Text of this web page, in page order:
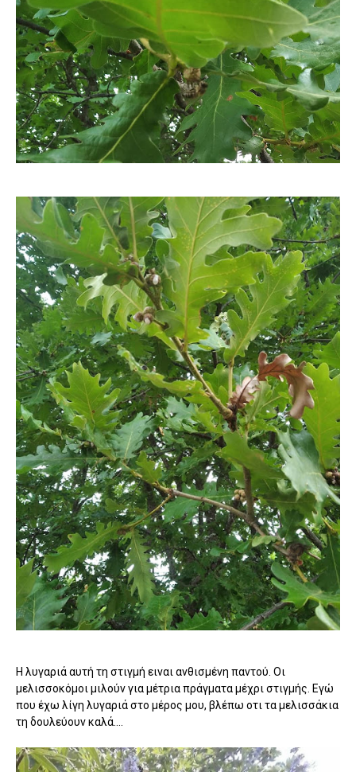
Η λυγαριά αυτή τη στιγμή ειναι ανθισμένη παντού. Οι
μελισσοκόμοι μιλούν για μέτρια πράγματα μέχρι στιγμής. Εγώ
που έχω λίγη λυγαριά στο μέρος μου, βλέπω οτι τα μελισσάκια
τη δουλεύουν καλά....